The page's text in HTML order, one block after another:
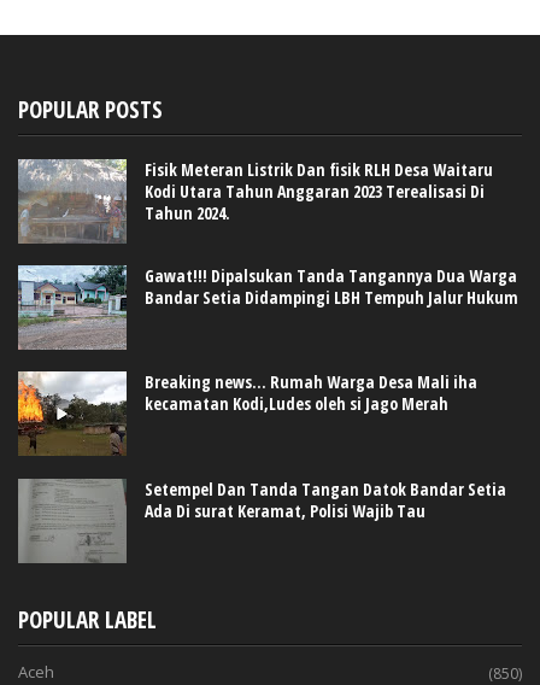
POPULAR POSTS
Fisik Meteran Listrik Dan fisik RLH Desa Waitaru
Kodi Utara Tahun Anggaran 2023 Terealisasi Di
Tahun 2024.
Gawat!!! Dipalsukan Tanda Tangannya Dua Warga
Bandar Setia Didampingi LBH Tempuh Jalur Hukum
Breaking news... Rumah Warga Desa Mali iha
kecamatan Kodi,Ludes oleh si Jago Merah
Setempel Dan Tanda Tangan Datok Bandar Setia
Ada Di surat Keramat, Polisi Wajib Tau
POPULAR LABEL
Aceh (850)